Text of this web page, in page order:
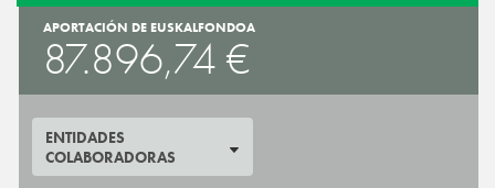
APORTACIÓN DE EUSKALFONDOA
87.896,74 €
ENTIDADES
COLABORADORAS